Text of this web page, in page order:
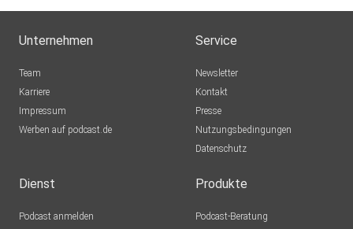
Unternehmen
Team
Karriere
Impressum
Werben auf podcast.de
Service
Newsletter
Kontakt
Presse
Nutzungsbedingungen
Datenschutz
Dienst
Podcast anmelden
Produkte
Podcast-Beratung